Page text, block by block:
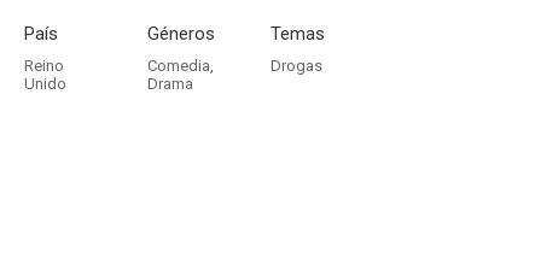
País
Reino
Unido
Géneros
Comedia,
Drama
Temas
Drogas